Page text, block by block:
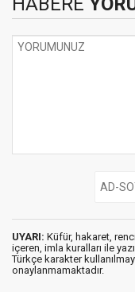
UYARI: Küfür, hakaret,
içeren, imla kuralları ile
Türkçe karakter
onaylanmamaktadır.